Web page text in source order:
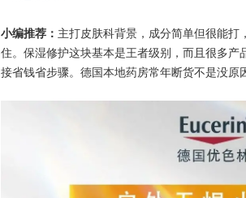
小编推荐： 主打皮肤科背景，成分简单但很能
住。保湿修护这块基本是王者级别，而且很多
接省钱省步骤。德国本地药房常年断货不是没原